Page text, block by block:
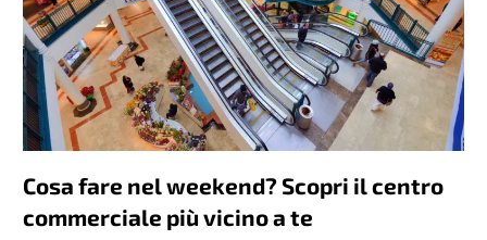
Cosa fare nel weekend? Scopri il centro
commerciale più vicino a te